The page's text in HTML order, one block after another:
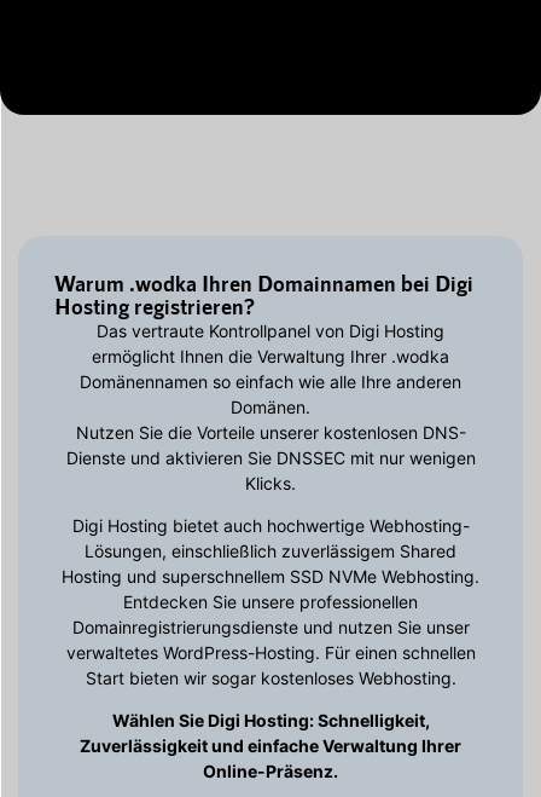
Warum .wodka Ihren Domainnamen bei Digi
Hosting registrieren?
Das vertraute Kontrollpanel von Digi Hosting
ermöglicht Ihnen die Verwaltung Ihrer .wodka
Domänennamen so einfach wie alle Ihre anderen
Domänen.
Nutzen Sie die Vorteile unserer kostenlosen DNS-
Dienste und aktivieren Sie DNSSEC mit nur wenigen
Klicks.
Digi Hosting bietet auch hochwertige Webhosting-
Lösungen, einschließlich zuverlässigem Shared
Hosting und superschnellem SSD NVMe Webhosting.
Entdecken Sie unsere professionellen
Domainregistrierungsdienste und nutzen Sie unser
verwaltetes WordPress-Hosting. Für einen schnellen
Start bieten wir sogar kostenloses Webhosting.
Wählen Sie Digi Hosting: Schnelligkeit,
Zuverlässigkeit und einfache Verwaltung Ihrer
Online-Präsenz.